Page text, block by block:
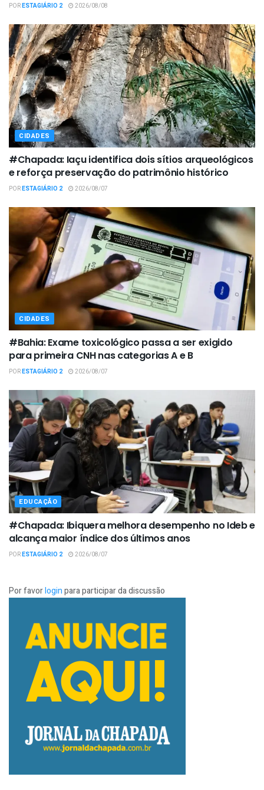
PORESTAGIÁRIO 2 2026/08/08
CIDADES
#Chapada: Iaçu identifica dois sítios arqueológicos
e reforça preservação do patrimônio histórico
PORESTAGIÁRIO 2 2026/08/07
CIDADES
#Bahia: Exame toxicológico passa a ser exigido
para primeira CNH nas categorias A e B
PORESTAGIÁRIO 2 2026/08/07
EDUCAÇÃO
#Chapada: Ibiquera melhora desempenho no Ideb e
alcança maior índice dos últimos anos
PORESTAGIÁRIO 2 2026/08/07
Por favorloginpara participar da discussão